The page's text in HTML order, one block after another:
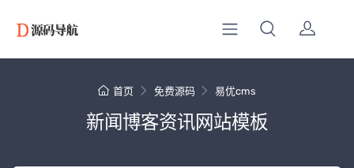
首页 免费源码 易优cms
新闻博客资讯网站模板